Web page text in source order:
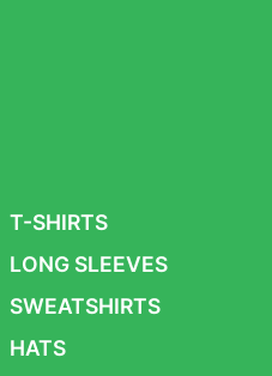
T-SHIRTS
LONG SLEEVES
SWEATSHIRTS
HATS